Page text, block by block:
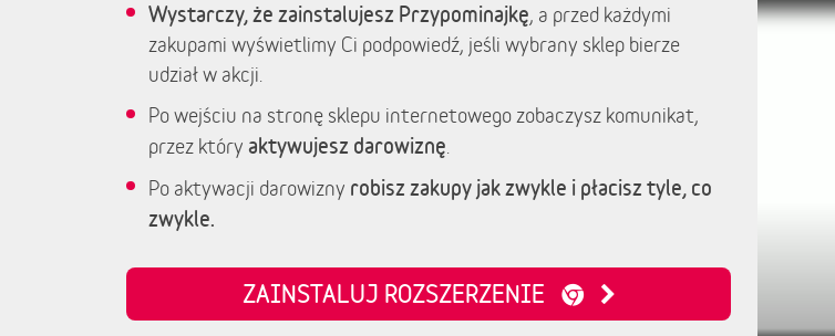
Wystarczy, że zainstalujesz Przypominajkę, a przed każdymi
zakupami wyświetlimy Ci podpowiedź, jeśli wybrany sklep bierze
udział w akcji.
Po wejściu na stronę sklepu internetowego zobaczysz komunikat,
przez który aktywujesz darowiznę
Po aktywacji darowizny robisz zakupy jak zwykle i płacisz tyle, co
zwykle.
ZAINSTALUJ ROZSZERZENIE